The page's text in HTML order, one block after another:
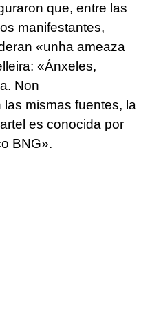
que, entre las
manifestantes,
«unha ameaza
«Ánxeles,
Non
las mismas fuentes, la
es conocida por
BNG».